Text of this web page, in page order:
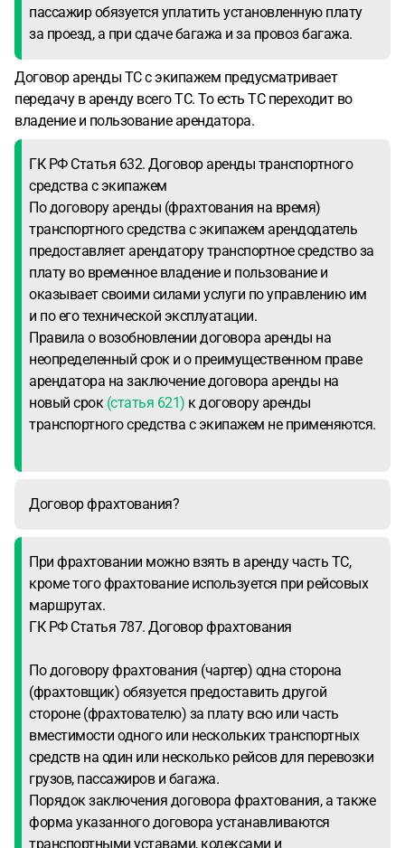
пассажир обязуется уплатить установленную плату
за проезд, а при сдаче багажа и за провоз багажа.
Договор аренды ТС с экипажем предусматривает
передачу в аренду всего ТС. То есть ТС переходит во
владение и пользование арендатора.
ГК РФ Статья 632. Договор аренды транспортного
средства с экипажем
По договору аренды (фрахтования на время)
транспортного средства с экипажем арендодатель
предоставляет арендатору транспортное средство за
плату во временное владение и пользование и
оказывает своими силами услуги по управлению им
и по его технической эксплуатации.
Правила о возобновлении договора аренды на
неопределенный срок и о преимущественном праве
арендатора на заключение договора аренды на
новый срок (статья 621) к договору аренды
транспортного средства с экипажем не применяются.
Договор фрахтования?
При фрахтовании можно взять в аренду часть ТС,
кроме того фрахтование используется при рейсовых
маршрутах.
ГК РФ Статья 787. Договор фрахтования
По договору фрахтования (чартер) одна сторона
(фрахтовщик) обязуется предоставить другой
стороне (фрахтователю) за плату всю или часть
вместимости одного или нескольких транспортных
средств на один или несколько рейсов для перевозки
грузов, пассажиров и багажа.
Порядок заключения договора фрахтования, а также
форма указанного договора устанавливаются
транспортными уставами, кодексами и